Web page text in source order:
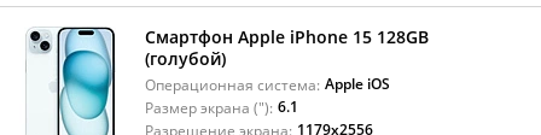
Смартфон Apple iPhone 15 128GB
(голубой)
Операционная система: Apple iOS
Размер экрана ("): 6.1
Разрешение экрана: 1179x2556